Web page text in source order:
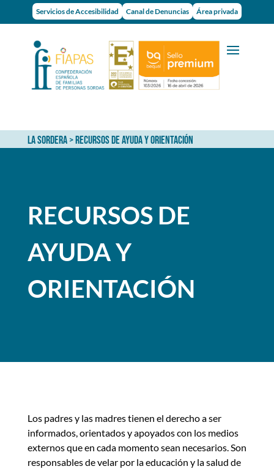
Servicios de Accesibilidad Canal de Denuncias Área privada
LA SORDERA> RECURSOS DE AYUDA Y ORIENTACIÓN
RECURSOS DE
AYUDA Y
ORIENTACIÓN
Los padres y las madres tienen el derecho a ser
informados, orientados y apoyados con los medios
externos que en cada momento sean necesarios. Son
responsables de velar por la educación y la salud de